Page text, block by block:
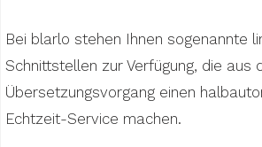
Bei blarlo stehen Ihnen sogenannte
Schnittstellen zur Verfügung, die aus
Übersetzungsvorgang einen
Echtzeit-Service machen.